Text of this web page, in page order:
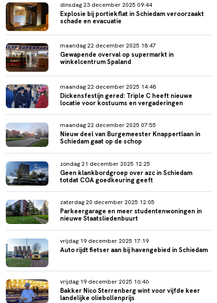
dinsdag 23 december 2025 09:44
Explosie bij portiekflat in Schiedam veroorzaakt
schade en evacuatie
maandag 22 december 2025 18:47
Gewapende overval op supermarkt in
winkelcentrum Spaland
maandag 22 december 2025 14:48
Dickensfestijn gered: Triple C heeft nieuwe
locatie voor kostuums en vergaderingen
maandag 22 december 2025 07:55
Nieuw deel van Burgemeester Knappertlaan in
Schiedam gaat op de schop
zondag 21 december 2025 12:25
Geen klankbordgroep over azc in Schiedam
totdat COA goedkeuring geeft
zaterdag 20 december 2025 12:05
Parkeergarage en meer studentenwoningen in
nieuwe Staatsliedenbuurt
vrijdag 19 december 2025 17:19
Auto rijdt fietser aan bij havengebied in Schiedam
vrijdag 19 december 2025 16:46
Bakker Nico Sterrenberg wint voor vijfde keer
landelijke oliebollenprijs